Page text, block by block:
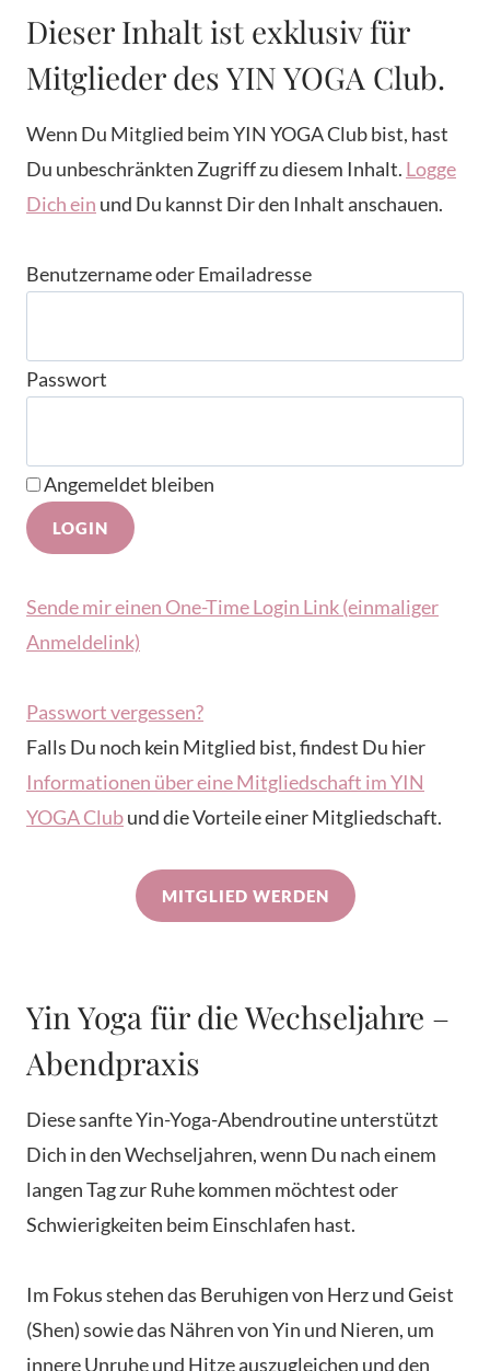
Dieser Inhalt ist exklusiv für
Mitglieder des YIN YOGA Club.
Wenn Du Mitglied beim YIN YOGA Club bist, hast
Du unbeschränkten Zugriff zu diesem Inhalt. Logge
Dich ein und Du kannst Dir den Inhalt anschauen.
Benutzername oder Emailadresse
Passwort
Angemeldet bleiben
Sende mir einen One-Time Login Link (einmaliger
Anmeldelink)
Passwort vergessen?
Falls Du noch kein Mitglied bist, findest Du hier
Informationen über eine Mitgliedschaft im YIN
YOGA Clubund die Vorteile einer Mitgliedschaft.
MITGLIED WERDEN
Yin Yoga für die Wechseljahre –
Abendpraxis
Diese sanfte Yin-Yoga-Abendroutine unterstützt
Dich in den Wechseljahren, wenn Du nach einem
langen Tag zur Ruhe kommen möchtest oder
Schwierigkeiten beim Einschlafen hast.
Im Fokus stehen das Beruhigen von Herz und Geist
(Shen) sowie das Nähren von Yin und Nieren, um
innere Unruhe und Hitze auszugleichen und den